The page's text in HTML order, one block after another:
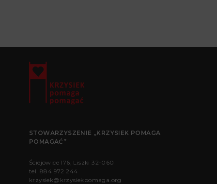
STOWARZYSZENIE „KRZYSIEK POMAGA
POMAGAĆ”
Ściejowice 176, Liszki 32-060
tel. 884 972 244
krzysiek@krzysiekpomaga.org